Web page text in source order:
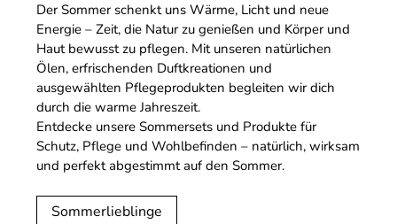
Der Sommer schenkt uns Wärme, Licht und neue
Energie – Zeit, die Natur zu genießen und Körper und
Haut bewusst zu pflegen. Mit unseren natürlichen
Ölen, erfrischenden Duftkreationen und
ausgewählten Pflegeprodukten begleiten wir dich
durch die warme Jahreszeit.
Entdecke unsere Sommersets und Produkte für
Schutz, Pflege und Wohlbefinden – natürlich, wirksam
und perfekt abgestimmt auf den Sommer.
Sommerlieblinge